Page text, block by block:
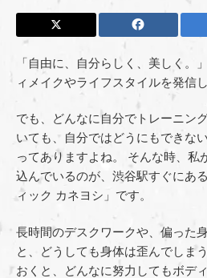
「自由に、自分らしく、美しく。
ィメイクやライフスタイルを発信
でも、どんなに自分でトレーニン
いても、自分ではどうにもできな
ってありますよね。 そんな時、私
込んでいるのが、渋谷駅すぐにあ
ィック カネヨシ」です。
長時間のデスクワークや、偏った
と、どうしても身体は歪んでしま
おくと、どんなに努力してもボデ